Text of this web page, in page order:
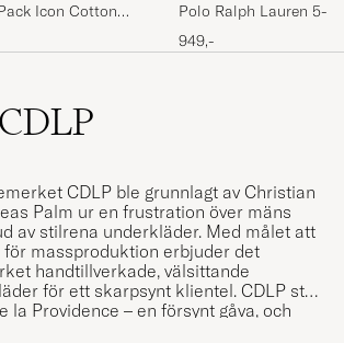
Icon Cotton
Polo Ralph Lauren 5-
Multi
949,-
CDLP ble grunnlagt av Christian
Palm ur en frustration över mäns
av stilrena underkläder. Med målet att
för massproduktion erbjuder det
handtillverkade, välsittande
för ett skarpsynt klientel. CDLP står
la Providence – en försynt gåva, och
har varumärket gjort sig välkänt för